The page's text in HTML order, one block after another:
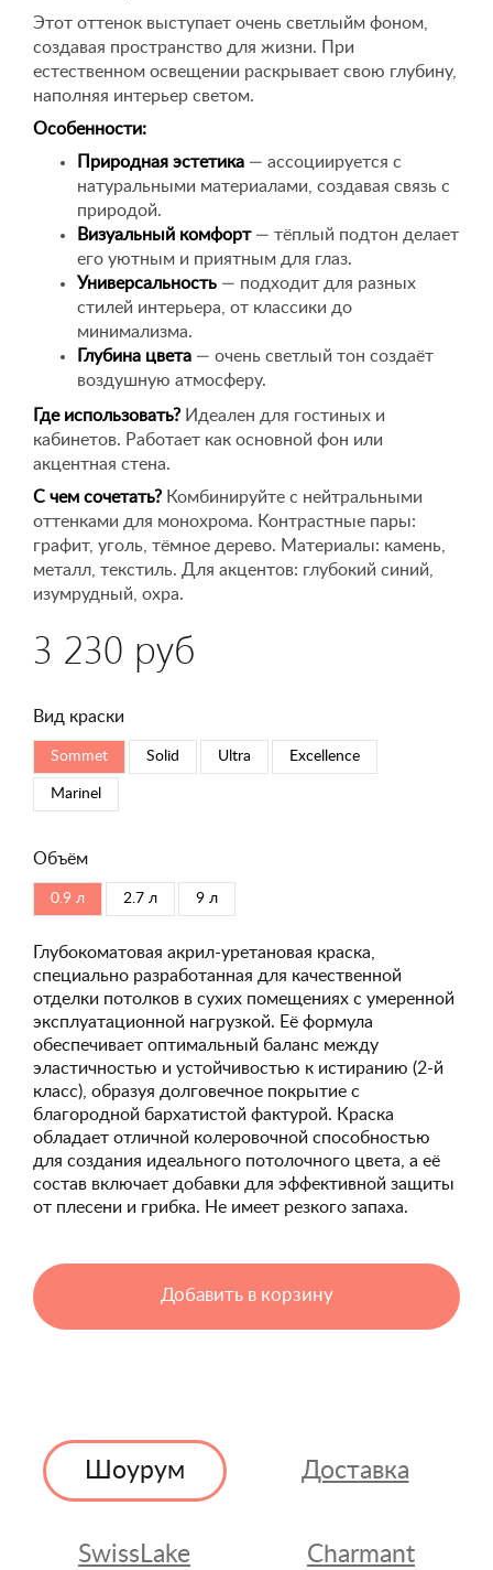
Этот оттенок выступает очень светлыйм фоном,
создавая пространство для жизни. При
естественном освещении раскрывает свою глубину,
наполняя интерьер светом.
Особенности:
Природная эстетика — ассоциируется с
натуральными материалами, создавая связь с
природой.
Визуальный комфорт— тёплый подтон делает
его уютным и приятным для глаз.
Универсальность — подходит для разных
стилей интерьера, от классики до
минимализма.
Глубина цвета — очень светлый тон создаёт
воздушную атмосферу.
Где использовать? Идеален для гостиных и
кабинетов. Работает как основной фон или
акцентная стена.
С чем сочетать? Комбинируйте с нейтральными
оттенками для монохрома. Контрастные пары:
графит, уголь, тёмное дерево. Материалы: камень,
металл, текстиль. Для акцентов: глубокий синий,
изумрудный, охра.
3 230 руб
Вид краски
Sommet Solid Ultra Excellence
Marinel
Объём
0.9 л 2.7 л 9 л
Глубокоматовая акрил-уретановая краска,
специально разработанная для качественной
отделки потолков в сухих помещениях с умеренной
эксплуатационной нагрузкой. Её формула
обеспечивает оптимальный баланс между
эластичностью и устойчивостью к истиранию (2-й
класс), образуя долговечное покрытие с
благородной бархатистой фактурой. Краска
обладает отличной колеровочной способностью
для создания идеального потолочного цвета, а её
состав включает добавки для эффективной защиты
от плесени и грибка. Не имеет резкого запаха.
Добавить в корзину
Шоурум Доставка
SwissLake Charmant